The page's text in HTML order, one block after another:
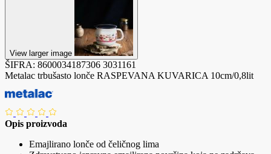
View larger image
ŠIFRA: 8600034187306 3031161
Metalac trbušasto lonče RASPEVANA KUVARICA 10cm/0,8lit
Opis proizvoda
Emajlirano lonče od čeličnog lima